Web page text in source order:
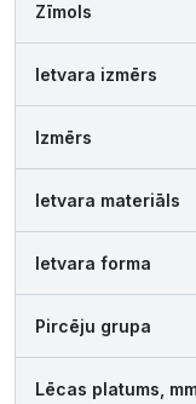
Zīmols
Ietvara izmērs
Izmērs
Ietvara materiāls
Ietvara forma
Pircēju grupa
Lēcas platums,